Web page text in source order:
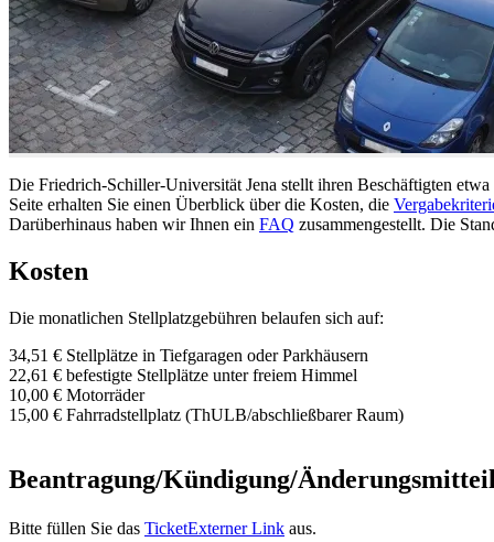
Die Friedrich-Schiller-Universität Jena stellt ihren Beschäftigten
Seite erhalten Sie einen Überblick über die Kosten, die
Darüberhinaus haben wir Ihnen ein FAQ zusammengestellt. Die
Kosten
Die monatlichen Stellplatzgebühren belaufen sich auf:
34,51 € Stellplätze in Tiefgaragen oder Parkhäusern
22,61 € befestigte Stellplätze unter freiem Himmel
10,00 € Motorräder
15,00 € Fahrradstellplatz (ThULB/abschließbarer Raum)
Beantragung/Kündigung/
Bitte füllen Sie das TicketExterner Link aus.